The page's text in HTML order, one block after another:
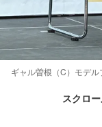
ギャル曽根（C）モデル
スクロ